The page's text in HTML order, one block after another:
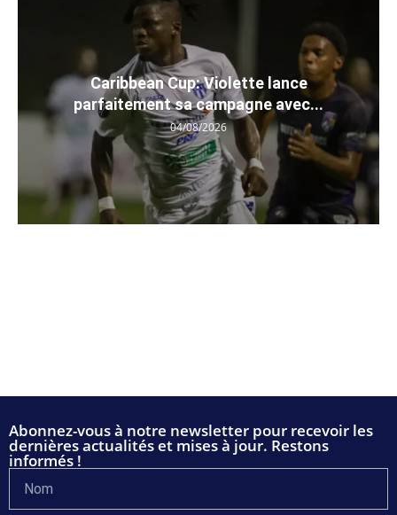
Caribbean Cup: Violette lance
parfaitement sa campagne avec...
04/08/2026
Abonnez-vous à notre newsletter pour recevoir les
dernières actualités et mises à jour. Restons
informés !